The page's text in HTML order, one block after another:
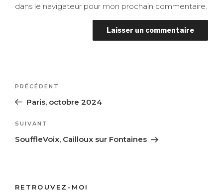
dans le navigateur pour mon prochain commentaire.
Navigation
l’article
Article
précédent
PRÉCÉDENT
Paris, octobre 2024
Article
suivant
SUIVANT
SouffleVoix, Cailloux sur Fontaines
RETROUVEZ-MOI